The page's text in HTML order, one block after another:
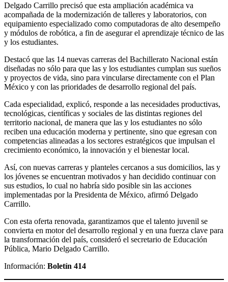
Delgado Carrillo precisó que esta ampliación académica va
acompañada de la modernización de talleres y laboratorios, con
equipamiento especializado como computadoras de alto desempeño
y módulos de robótica, a fin de asegurar el aprendizaje técnico de las
y los estudiantes.
Destacó que las 14 nuevas carreras del Bachillerato Nacional están
diseñadas no sólo para que las y los estudiantes cumplan sus sueños
y proyectos de vida, sino para vincularse directamente con el Plan
México y con las prioridades de desarrollo regional del país.
Cada especialidad, explicó, responde a las necesidades productivas,
tecnológicas, científicas y sociales de las distintas regiones del
territorio nacional, de manera que las y los estudiantes no sólo
reciben una educación moderna y pertinente, sino que egresan con
competencias alineadas a los sectores estratégicos que impulsan el
crecimiento económico, la innovación y el bienestar local.
Así, con nuevas carreras y planteles cercanos a sus domicilios, las y
los jóvenes se encuentran motivados y han decidido continuar con
sus estudios, lo cual no habría sido posible sin las acciones
implementadas por la Presidenta de México, afirmó Delgado
Carrillo.
Con esta oferta renovada, garantizamos que el talento juvenil se
convierta en motor del desarrollo regional y en una fuerza clave para
la transformación del país, consideró el secretario de Educación
Pública, Mario Delgado Carrillo.
Información: Boletín 414